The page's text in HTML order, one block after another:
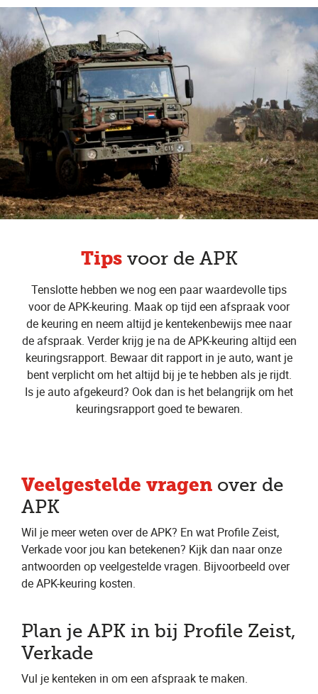
Tips voor de APK
Tenslotte hebben we nog een paar waardevolle tips
voor de APK-keuring. Maak op tijd een afspraak voor
de keuring en neem altijd je kentekenbewijs mee naar
de afspraak. Verder krijg je na de APK-keuring altijd een
keuringsrapport. Bewaar dit rapport in je auto, want je
bent verplicht om het altijd bij je te hebben als je rijdt.
Is je auto afgekeurd? Ook dan is het belangrijk om het
keuringsrapport goed te bewaren.
Veelgestelde vragen over de
APK
Wil je meer weten over de APK? En wat Profile Zeist,
Verkade voor jou kan betekenen? Kijk dan naar onze
antwoorden op veelgestelde vragen. Bijvoorbeeld over
de APK-keuring kosten.
Plan je APK in bij Profile Zeist,
Verkade
Vul je kenteken in om een afspraak te maken.